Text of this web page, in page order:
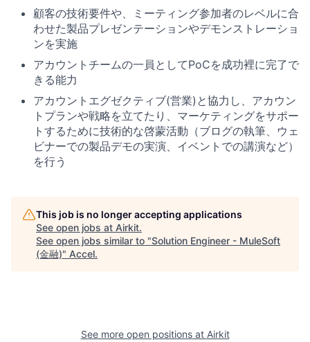
顧客の技術要件や、ミーティング参加者のレベルに合
わせた製品プレゼンテーションやデモンストレーショ
ンを実施
アカウントチームの一員としてPoCを成功裡に完了で
きる能力
アカウントエグゼクティブ(営業)と協力し、アカウン
トプランや戦略を立てたり、マーケティングをサポー
トするために技術的な啓蒙活動（ブログの執筆、ウェ
ビナーでの製品デモの実演、イベントでの講演など）
を行う
This job is no longer accepting applications
See open jobs at Airkit.
See open jobs similar to "Solution Engineer - MuleSoft
(金融)" Accel.
See more open positions at Airkit